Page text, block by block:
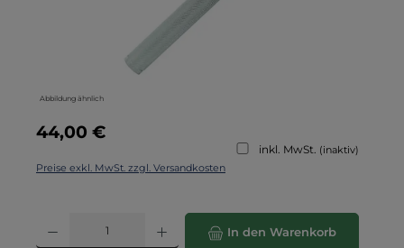
Abbildung ähnlich
Regulärer Preis:
44,00 €
inkl. MwSt. (inaktiv)
Preise exkl. MwSt. zzgl. Versandkosten
Produkt Anzahl: Gib den gewünschten Wert ein oder benutze die
In den Warenkorb